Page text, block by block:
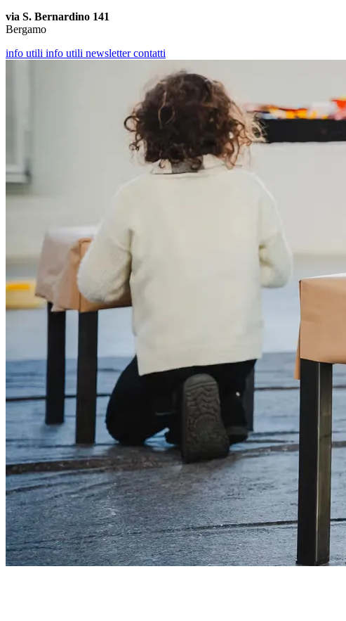
via S. Bernardino 141
Bergamo
info utili info utili newslettercontatti